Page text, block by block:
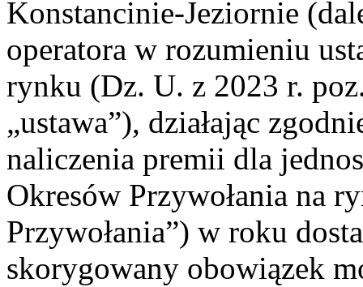
Konstancinie-Jeziornie
operatora w rozumieniu
rynku (Dz. U. z 2023 r.
„ustawa”), działając
naliczenia premii dla
Okresów Przywołania na
Przywołania”) w roku
skorygowany obowiązek